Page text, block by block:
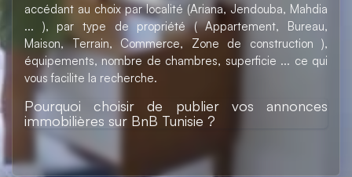
accédant au choix par localité (Ariana, Jendouba, Mahdia
... ), par type de propriété ( Appartement, Bureau,
Maison, Terrain, Commerce, Zone de construction ),
équipements, nombre de chambres, superficie ... ce qui
vous facilite la recherche.
Pourquoi choisir de publier vos annonces
immobilières sur BnB Tunisie ?